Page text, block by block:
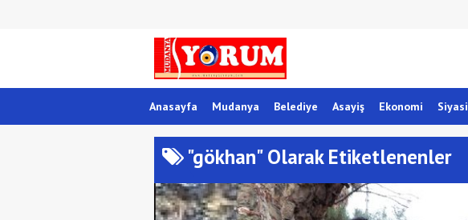
Anasayfa Mudanya Belediye Asayiş Ekonomi Siyasi
"gökhan" Olarak Etiketlenenler